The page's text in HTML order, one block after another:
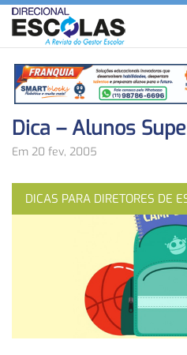
Dica – Alunos
Em 20 fev, 2005
DICAS PARA DIRETORES DE